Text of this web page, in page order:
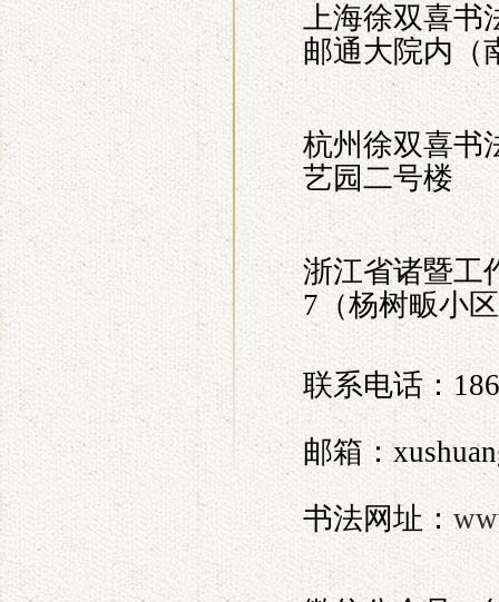
上海徐双喜书
邮通大院内（
杭州徐双喜书
艺园二号楼
浙江省诸暨工
7（杨树畈小
联系电话：
邮箱：
书法网址：